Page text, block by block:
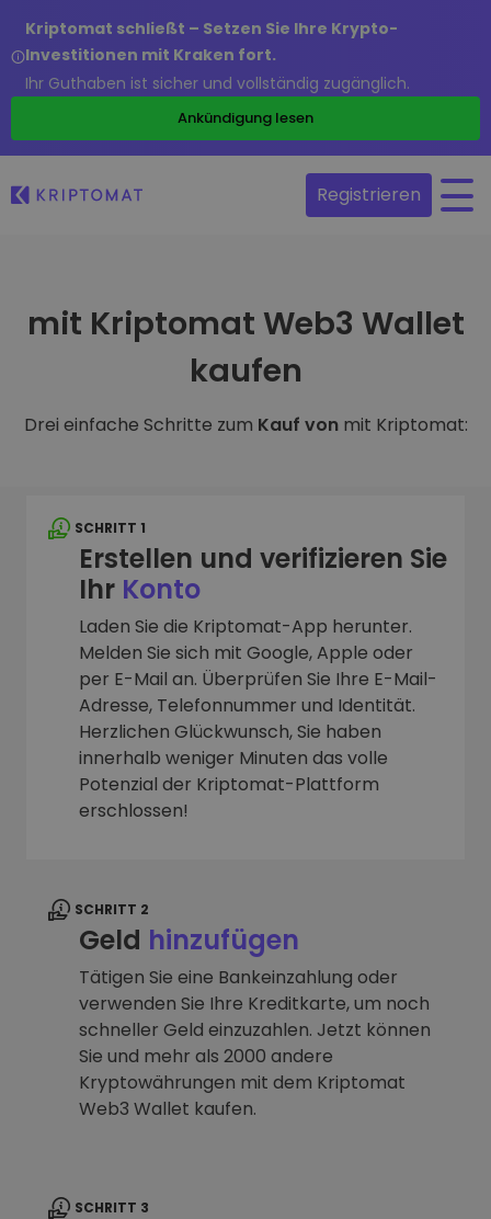
Kriptomat schließt – Setzen Sie Ihre Krypto-
Investitionen mit Kraken fort.
Ihr Guthaben ist sicher und vollständig zugänglich.
Ankündigung lesen
Registrieren
mit Kriptomat Web3 Wallet
kaufen
Drei einfache Schritte zum Kauf von mit Kriptomat:
SCHRITT 1
Erstellen und verifizieren Sie
Ihr Konto
Laden Sie die Kriptomat-App herunter.
Melden Sie sich mit Google, Apple oder
per E-Mail an. Überprüfen Sie Ihre E-Mail-
Adresse, Telefonnummer und Identität.
Herzlichen Glückwunsch, Sie haben
innerhalb weniger Minuten das volle
Potenzial der Kriptomat-Plattform
erschlossen!
SCHRITT 2
Geld hinzufügen
Tätigen Sie eine Bankeinzahlung oder
verwenden Sie Ihre Kreditkarte, um noch
schneller Geld einzuzahlen. Jetzt können
Sie und mehr als 2000 andere
Kryptowährungen mit dem Kriptomat
Web3 Wallet kaufen.
SCHRITT 3